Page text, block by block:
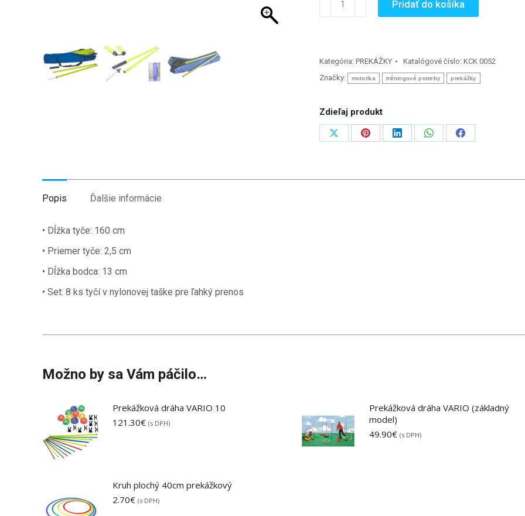
tréningových
Pridať do košíka
Kategória: PREKÁŽKY Katalógové číslo: KCK 0052
Značky:
motorika tréningové potreby prekážky
Zdieľaj produkt
ZdieľaťZdieľaťZdieľaťZdieľaťZdieľať
Popis Ďalšie informácie
• Dĺžka tyče: 160 cm
• Priemer tyče: 2,5 cm
• Dĺžka bodca: 13 cm
• Set: 8 ks tyčí v nylonovej taške pre ľahký prenos
Možno by sa Vám páčilo…
Prekážková dráha VARIO 10
121.30€ (s DPH)
Prekážková dráha VARIO (základný
model)
49.90€ (s DPH)
Kruh plochý 40cm prekážkový
2.70€ (s DPH)